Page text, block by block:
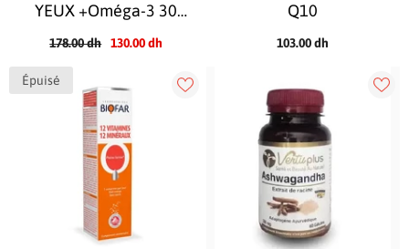
YEUX +Oméga-3 30
178.00 dh 130.00 dh
Q10
103.00 dh
Épuisé